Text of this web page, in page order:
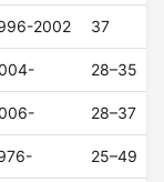
2002 37
28–35
28–37
25–49